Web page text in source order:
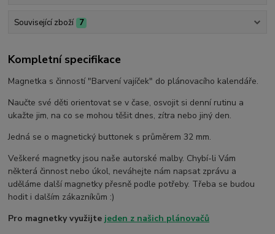
Související zboží 7
Kompletní specifikace
Magnetka s činností "Barvení vajíček" do plánovacího kalendáře.
Naučte své děti orientovat se v čase, osvojit si denní rutinu a
ukažte jim, na co se mohou těšit dnes, zítra nebo jiný den.
Jedná se o magnetický buttonek s průměrem 32 mm.
Veškeré magnetky jsou naše autorské malby. Chybí-li Vám
některá činnost nebo úkol, neváhejte nám napsat zprávu a
uděláme další magnetky přesně podle potřeby. Třeba se budou
hodit i dalším zákazníkům :)
Pro magnetky využijte jeden z našich plánovačů